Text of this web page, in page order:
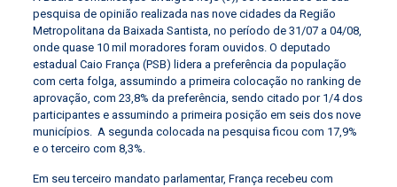
pesquisa de opinião realizada nas nove cidades da Região
Metropolitana da Baixada Santista, no período de 31/07 a 04/08,
onde quase 10 mil moradores foram ouvidos. O deputado
estadual Caio França (PSB) lidera a preferência da população
com certa folga, assumindo a primeira colocação no ranking de
aprovação, com 23,8% da preferência, sendo citado por 1/4 dos
participantes e assumindo a primeira posição em seis dos nove
municípios. A segunda colocada na pesquisa ficou com 17,9%
e o terceiro com 8,3%.
Em seu terceiro mandato parlamentar, França recebeu com